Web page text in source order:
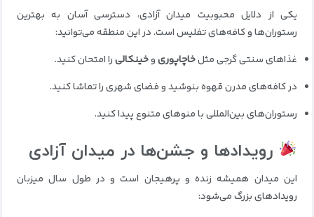
یکی از دلایل محبوبیت میدان آزادی، دسترسی آسان به بهترین
رستوران‌ها و کافه‌های تفلیس است. در این منطقه می‌توانید:
غذاهای سنتی گرجی مثلخاچاپوریوخینکالیرا امتحان کنید.
در کافه‌های مدرن قهوه بنوشید و فضای شهری را تماشا کنید.
رستوران‌های بین‌المللی با منوهای متنوع پیدا کنید.
رویدادها و جشن‌ها در میدان آزادی
این میدان همیشه زنده و پرهیجان است و در طول سال میزبان
رویدادهای بزرگ می‌شود: